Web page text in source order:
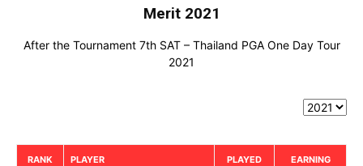
Merit 2021
After the Tournament 7th SAT – Thailand PGA One Day Tour
2021
RANK PLAYER PLAYED EARNING